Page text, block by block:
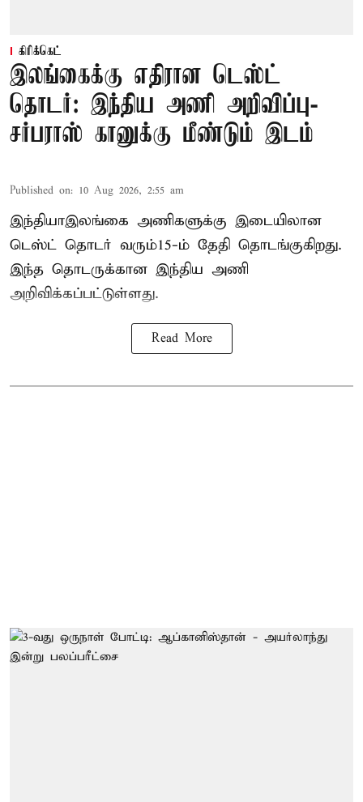
கிரிக்கெட்
இலங்கைக்கு எதிரான டெஸ்ட்
தொடர்: இந்திய அணி அறிவிப்பு-
சர்பராஸ் கானுக்கு மீண்டும் இடம்
Published on: 10 Aug 2026, 2:55 am
இந்தியா–இலங்கை அணிகளுக்கு இடையிலான
டெஸ்ட் தொடர் வரும்15-ம் தேதி தொடங்குகிறது.
இந்த தொடருக்கான இந்திய அணி
அறிவிக்கப்பட்டுள்ளது.
Read More